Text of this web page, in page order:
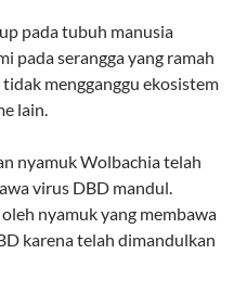
pada tubuh manusia
pada serangga yang ramah
mengganggu ekosistem
lain.
nyamuk Wolbachia telah
virus DBD mandul.
nyamuk yang membawa
karena telah dimandulkan